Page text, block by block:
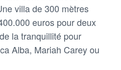
villa de 300 mètres
euros pour deux
la tranquillité pour
Alba, Mariah Carey ou